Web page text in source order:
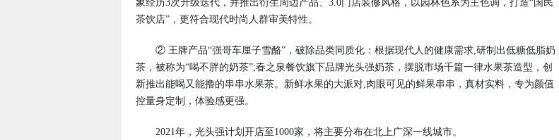
象经历3次升级迭代，并推出衍生周边产品、3.0门店装修风格，以园林色系为主色调，打造“国民
茶饮店”，更符合现代时尚人群审美特性。
② 王牌产品“强哥车厘子雪酪”，破除品类同质化：根据现代人的健康需求,研制出低糖低脂奶
茶，被称为“喝不胖的奶茶”;春之泉餐饮旗下品牌光头强奶茶，摆脱市场千篇一律水果茶造型，创
新推出能喝又能撸的串串水果茶。新鲜水果的大派对,肉眼可见的鲜果串串，真材实料，专为颜值
控量身定制，体验感更强。
2021年，光头强计划开店至1000家，将主要分布在北上广深一线城市。